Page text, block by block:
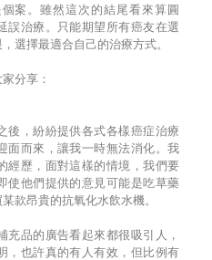
案。雖然這次的結尾看來算圓
誤治療。只能期望所有癌友在選
選擇最適合自己的治療方式。
分享：
後，紛紛提供各式各樣癌症治療
面而來，讓我一時無法消化。我
經歷，面對這樣的情境，我們要
使他們提供的意見可能是吃草藥
款昂貴的抗氧化水飲水機。
品的廣告看起來都很吸引人，
，也許真的有人有效，但比例有